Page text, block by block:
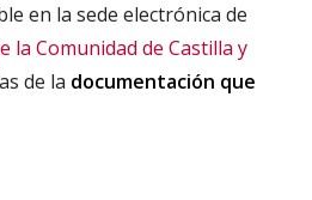
en la sede electrónica de
la Comunidad de Castilla y
de la documentación que